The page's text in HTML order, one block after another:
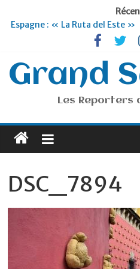
Espagne : « La Ruta del Este »
Lyon : « Cirque Imagine »…
Briançon et la Vallée de Serre
sommet
Je suis en Voyage
Portugal : « Tout l’Alentejo à
Grand
Les Reporters
DSC_7894